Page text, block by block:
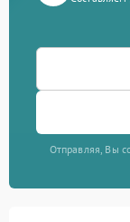
Отправляя, Вы